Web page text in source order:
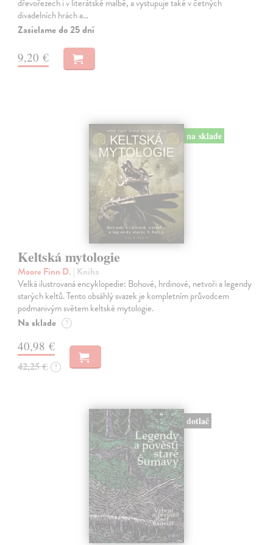
dřevořezech i v literátské malbě, a vystupuje také v četných
divadelních hrách a…
Zasielame do 25 dní
9,20 €
na sklade
Keltská mytologie
Moore Finn D. | Kniha
Velká ilustrovaná encyklopedie: Bohové, hrdinové, netvoři a legendy
starých keltů. Tento obsáhlý svazek je kompletním průvodcem
podmanivým světem keltské mytologie.
Na sklade ?
40,98 €
42,25 € ?
dotlač